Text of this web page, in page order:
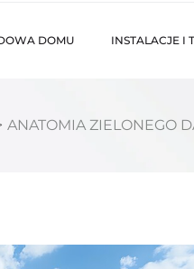
DOMU INSTALACJE I
ANATOMIA ZIELONEGO